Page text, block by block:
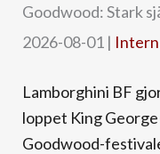
Goodwood: Stark
2026-08-01 |
Lamborghini BF
loppet King
Goodwood-